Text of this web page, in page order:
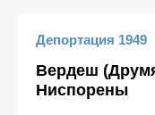
Депортация 1949
Вердеш
Ниспорены